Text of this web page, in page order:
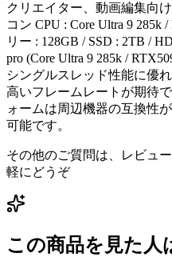
クリエイター、動画編集向
コン CPU : Core Ultra 9 285k
リー : 128GB / SSD : 2TB /
pro (Core Ultra 9 285k /
シングルスレッド性能に優
高いフレームレートが期待
ォームは周辺機器の互換性
可能です。
その他のご質問は、レビュ
軽にどうぞ
この商品を見た人